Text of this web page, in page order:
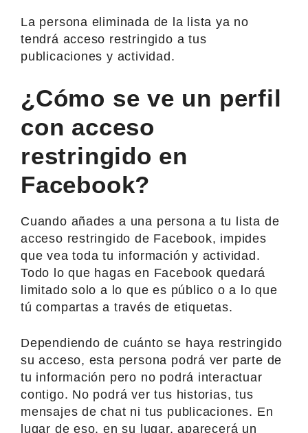
La persona eliminada de la lista ya no
tendrá acceso restringido a tus
publicaciones y actividad.
¿Cómo se ve un perfil
con acceso
restringido en
Facebook?
Cuando añades a una persona a tu lista de
acceso restringido de Facebook, impides
que vea toda tu información y actividad.
Todo lo que hagas en Facebook quedará
limitado solo a lo que es público o a lo que
tú compartas a través de etiquetas.
Dependiendo de cuánto se haya restringido
su acceso, esta persona podrá ver parte de
tu información pero no podrá interactuar
contigo. No podrá ver tus historias, tus
mensajes de chat ni tus publicaciones. En
lugar de eso, en su lugar, aparecerá un